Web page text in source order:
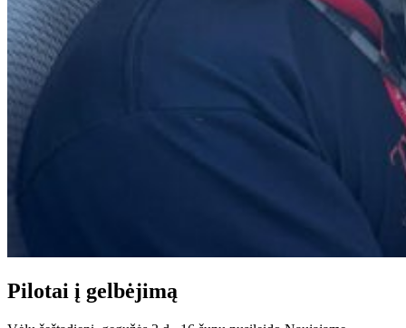
Pilotai į gelbėjimą